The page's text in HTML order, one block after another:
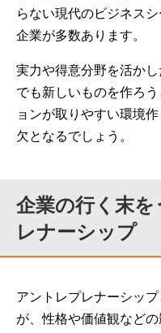
らない現代のビジネス
企業が多数あります。
実力や得意分野を活か
でも新しいものを作ろ
ョンが取りやすい環境
欠となるでしょう。
企業の行く末
レナーシップ
アントレプレナーシッ
が、性格や価値観など